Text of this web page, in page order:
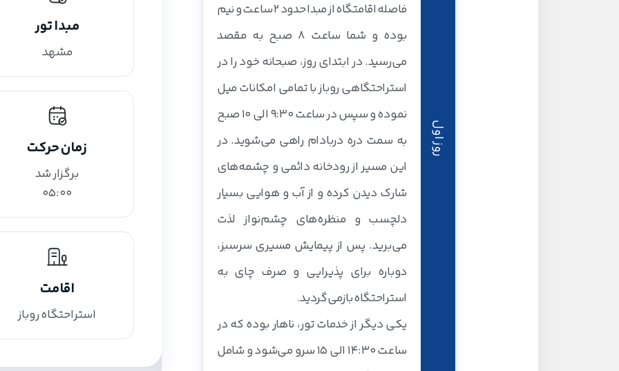
روز اول
فاصله اقامتگاه از مبدا حدود 2 ساعت و نیم
بوده و شما ساعت 8 صبح به مقصد
می‌رسید. در ابتدای روز، صبحانه خود را در
استراحتگاهی روباز با تمامی امکانات میل
نموده و سپس در ساعت 9:30 الی 10 صبح
به سمت دره دربادام راهی می‌شوید. در
این مسیر از رودخانه دائمی و چشمه‌های
شارک دیدن کرده و از آب و هوایی بسیار
دلچسب و منظره‌های چشم‌نواز لذت
می‌برید. پس از پیمایش مسیری سرسبز،
دوباره برای پذیرایی و صرف چای به
استراحتگاه بازمی‌گردید.
یکی دیگر از خدمات تور، ناهار بوده که در
ساعت 14:30 الی 15 سرو می‌شود و شامل
مبدا تور
مشهد
زمان حرکت
برگزار شد
05:00
اقامت
استراحتگاه روباز